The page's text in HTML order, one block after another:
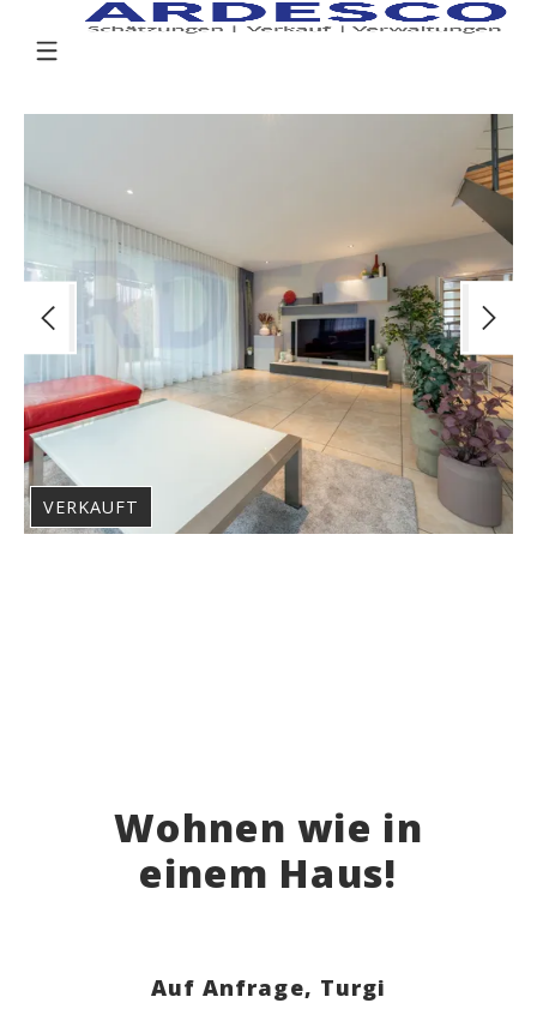
VERKAUFT
Wohnen wie in
einem Haus!
Auf Anfrage, Turgi